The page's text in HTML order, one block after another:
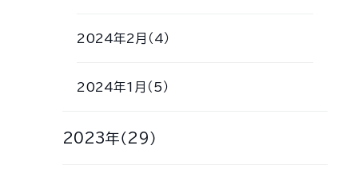
2024年2月（4）
2024年1月（5）
2023年（29）